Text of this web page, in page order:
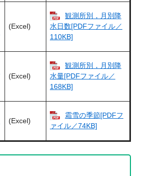
(Excel)
観測所別，月別降
水日数[PDFファイル／
110KB]
(Excel)
観測所別，月別降
水量[PDFファイル／
168KB]
(Excel)
霜雪の季節[PDFフ
ァイル／74KB]